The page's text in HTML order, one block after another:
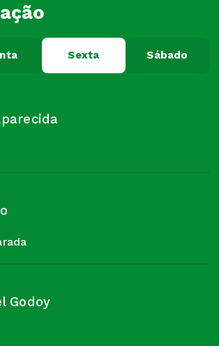
Sexta Sábado
Godoy